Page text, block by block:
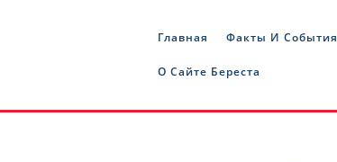
Главная Факты И События
О Сайте Береста